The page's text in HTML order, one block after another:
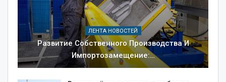
ЛЕНТА НОВОСТЕЙ
Развитие Собственного Производства И
Импортозамещение:…